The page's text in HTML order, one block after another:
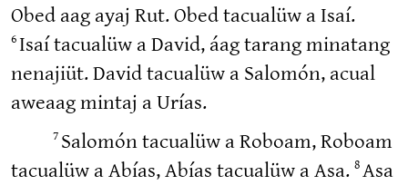
Obed aag ayaj Rut. Obed tacualüw a Isaí.
6Isaí tacualüw a David, áag tarang minatang
nenajiüt. David tacualüw a Salomón, acual
aweaag mintaj a Urías.
7 Salomón tacualüw a Roboam, Roboam
tacualüw a Abías, Abías tacualüw a Asa. 8Asa